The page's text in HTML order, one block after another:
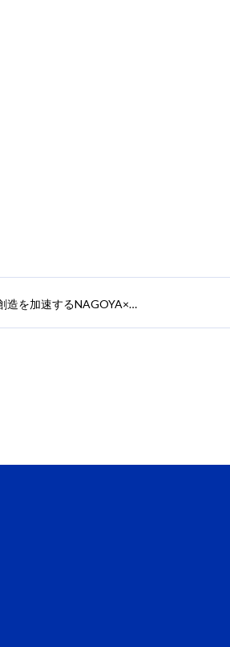
名古屋の事業創造を加速するNAGOYA×FOREVERと01Boosterが6月26日に名古屋における事業創造活性化に向けたビジネスプラン発表会を共催